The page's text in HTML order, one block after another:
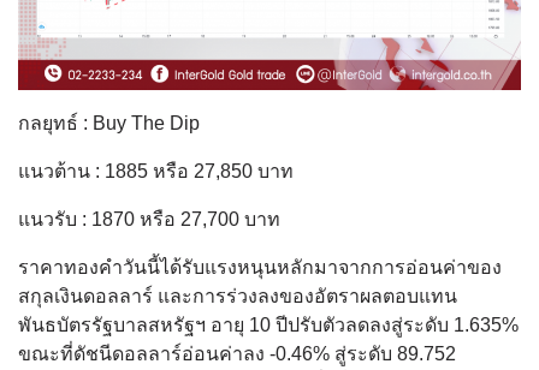
กลยุทธ์ : Buy The Dip
แนวต้าน : 1885 หรือ 27,850 บาท
แนวรับ : 1870 หรือ 27,700 บาท
ราคาทองคําวันนี้ได้รับแรงหนุนหลักมาจากการอ่อนค่าของ
สกุลเงินดอลลาร์ และการร่วงลงของอัตราผลตอบแทน
พันธบัตรรัฐบาลสหรัฐฯ อายุ 10 ปีปรับตัวลดลงสู่ระดับ 1.635%
ขณะที่ดัชนีดอลลาร์อ่อนค่าลง -0.46% สู่ระดับ 89.752